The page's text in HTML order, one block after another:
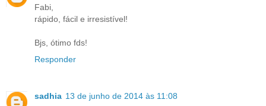
Fabi,
rápido, fácil e irresistível!
Bjs, ótimo fds!
Responder
sadhia 13 de junho de 2014 às 11:08